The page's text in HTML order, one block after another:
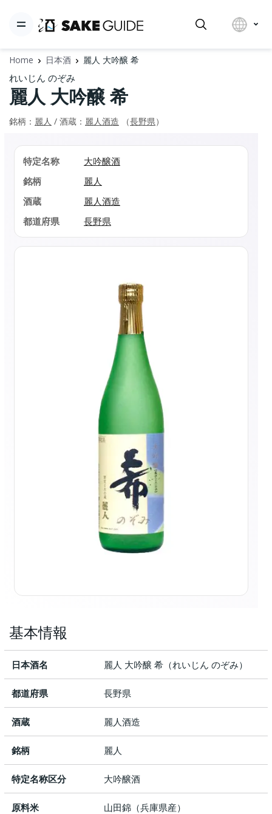
Home 日本酒 麗人 大吟醸 希
れいじん のぞみ
麗人 大吟醸 希
銘柄： 麗人 / 酒蔵： 麗人酒造 （長野県）
特定名称
大吟醸酒
銘柄
麗人
酒蔵
麗人酒造
都道府県
長野県
基本情報
日本酒名 麗人 大吟醸 希（れいじん のぞみ）
都道府県 長野県
酒蔵 麗人酒造
銘柄 麗人
特定名称区分 大吟醸酒
原料米 山田錦（兵庫県産）